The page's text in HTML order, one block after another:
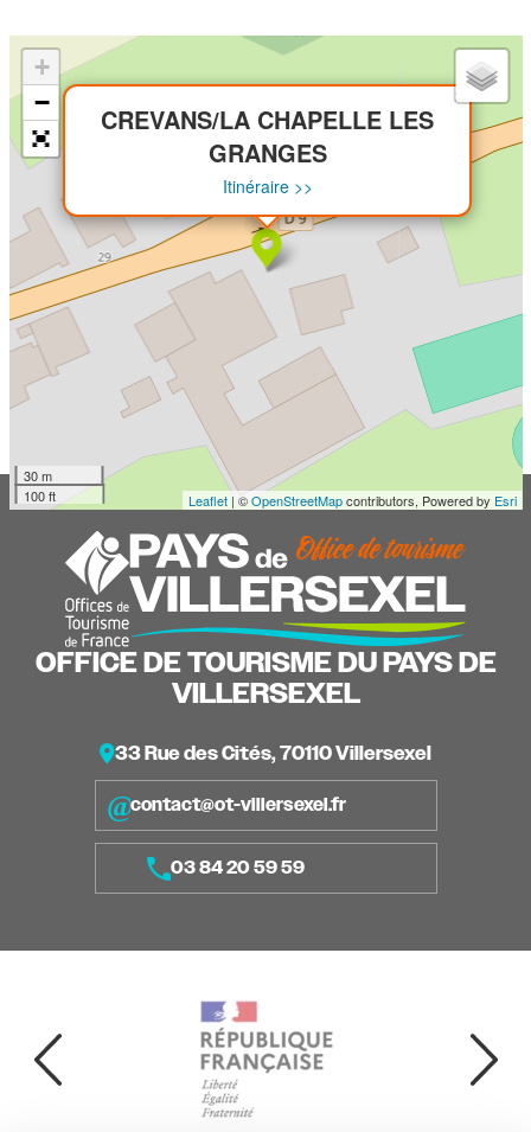
Saône Cheval Loisirs propose au printemps et à
l’automne une « Fête du Cheval », avec de
nombreuses animations.
CREVANS/LA CHAPELLE LES
GRANGES
Itinéraire >>
×
+
−
30 m
100 ft
Leaflet| ©OpenStreetMapcontributors, Powered by Esri
OFFICE DE TOURISME DU PAYS DE
VILLERSEXEL
33 Rue des Cités, 70110 Villersexel
contact@ot-villersexel.fr
03 84 20 59 59